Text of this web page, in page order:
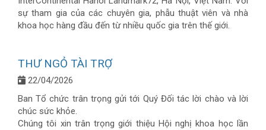
sự tham gia của các chuyên gia, phẫu thuật viên và nhà
khoa học hàng đầu đến từ nhiều quốc gia trên thế giới.
THƯ NGỎ TÀI TRỢ
22/04/2026
Ban Tổ chức trân trọng gửi tới Quý Đối tác lời chào và lời
chúc sức khỏe.
Chúng tôi xin trân trọng giới thiệu Hội nghị khoa học lần